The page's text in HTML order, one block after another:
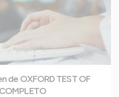
de OXFORD TEST OF